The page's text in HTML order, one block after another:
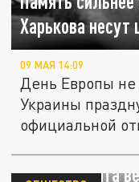
Харькова
09 МАЯ 14:09
День Европы
Украины
официальной
Дочь солдата